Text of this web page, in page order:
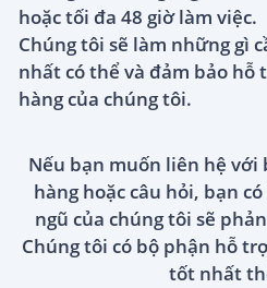
hoặc tối đa 48 giờ làm việc.
Chúng tôi sẽ làm những gì
nhất có thể và đảm bảo hỗ
hàng của chúng tôi.
Nếu bạn muốn liên hệ
hàng hoặc câu hỏi, bạn
ngũ của chúng tôi sẽ
Chúng tôi có bộ phận hỗ
tốt nhất